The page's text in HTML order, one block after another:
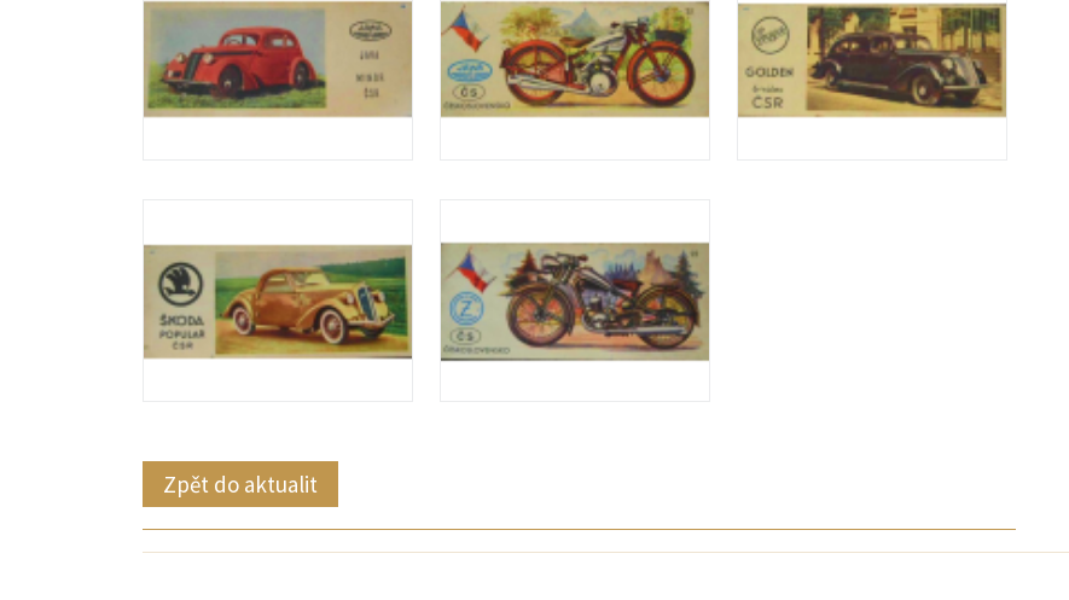
Zpět do aktualit